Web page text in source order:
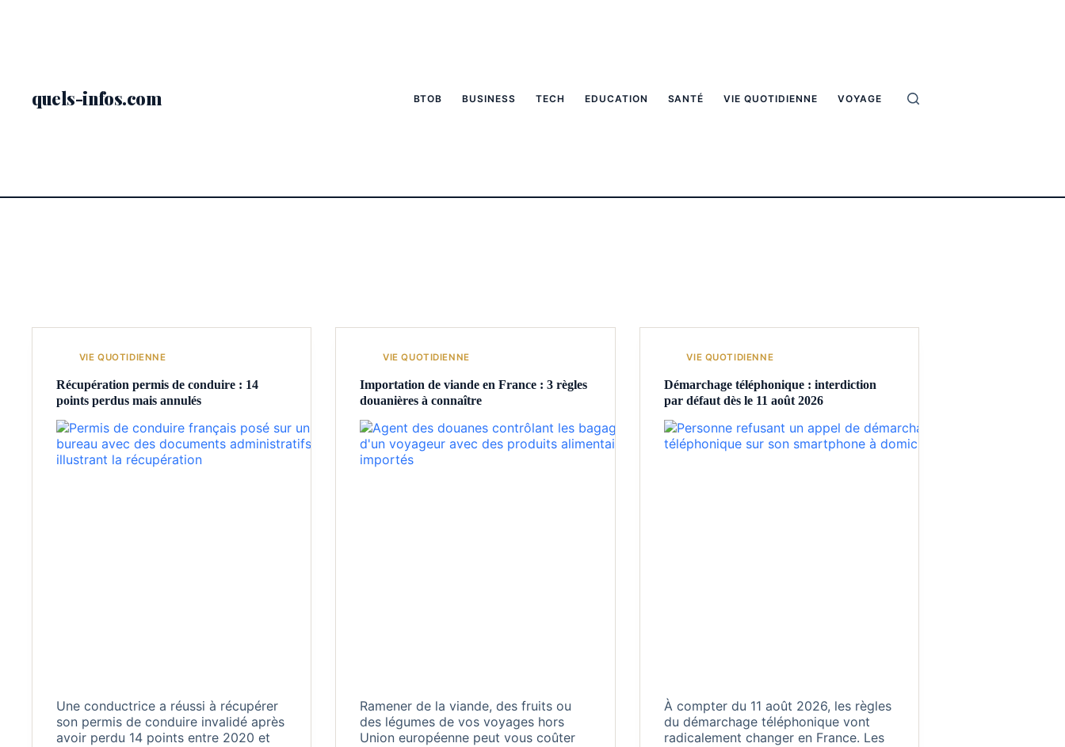
quels-infos.com BTOB BUSINESS TECH EDUCATION SANTÉ VIE QUOTIDIENNE VOYAGE
VIE QUOTIDIENNE
Récupération permis de conduire : 14
points perdus mais annulés
Une conductrice a réussi à récupérer
son permis de conduire invalidé après
avoir perdu 14 points entre 2020 et
VIE QUOTIDIENNE
Importation de viande en France : 3 règles
douanières à connaître
Ramener de la viande, des fruits ou
des légumes de vos voyages hors
Union européenne peut vous coûter
VIE QUOTIDIENNE
Démarchage téléphonique : interdiction
par défaut dès le 11 août 2026
À compter du 11 août 2026, les règles
du démarchage téléphonique vont
radicalement changer en France. Les